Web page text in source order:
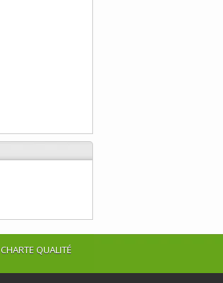
CHARTE QUALITÉ